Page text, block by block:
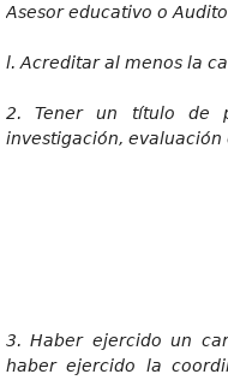
Asesor educativo o
l. Acreditar al menos la
2. Tener un título de
investigación, evaluación
3. Haber ejercido un
haber ejercido la